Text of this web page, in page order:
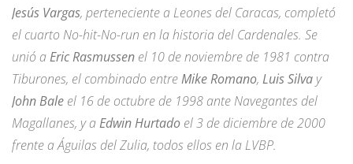
Jesús Vargas, perteneciente a Leones del Caracas, completó
el cuarto No-hit-No-run en la historia del Cardenales. Se
unió aEric Rasmussen el 10 de noviembre de 1981 contra
Tiburones, el combinado entreMike Romano, Luis Silva y
John Bale el 16 de octubre de 1998 ante Navegantes del
Magallanes, y aEdwin Hurtado el 3 de diciembre de 2000
frente a Águilas del Zulia, todos ellos en la LVBP.